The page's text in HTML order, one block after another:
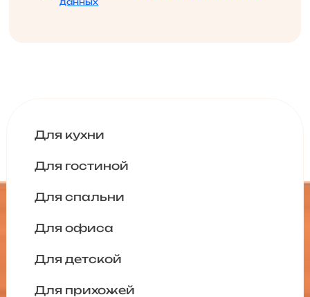
Для кухни
Для гостиной
Для спальни
Для офиса
Для детской
Для прихожей